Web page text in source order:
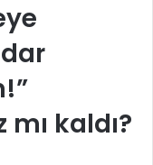
mı kaldı?